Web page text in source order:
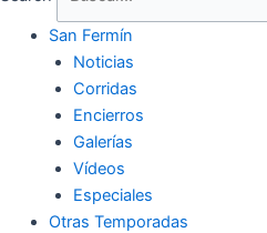
San Fermín
Noticias
Corridas
Encierros
Galerías
Vídeos
Especiales
Otras Temporadas